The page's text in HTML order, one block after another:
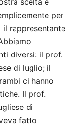
scelta è
per
il rappresentante
diversi: il prof.
di luglio; il
ci hanno
Il prof.
di
fatto